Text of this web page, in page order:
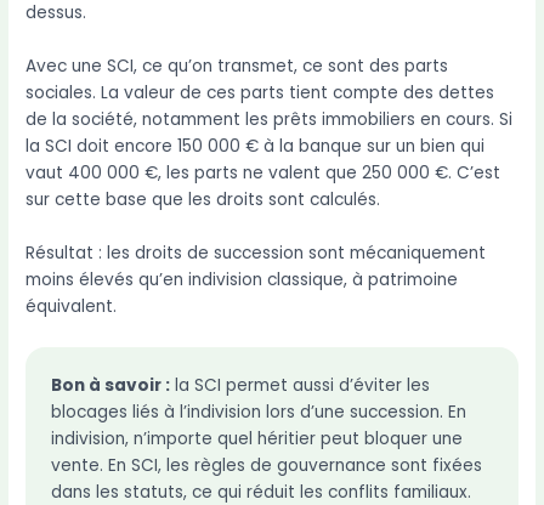
dessus.
Avec une SCI, ce qu’on transmet, ce sont des parts
sociales. La valeur de ces parts tient compte des dettes
de la société, notamment les prêts immobiliers en cours. Si
la SCI doit encore 150 000 € à la banque sur un bien qui
vaut 400 000 €, les parts ne valent que 250 000 €. C’est
sur cette base que les droits sont calculés.
Résultat : les droits de succession sont mécaniquement
moins élevés qu’en indivision classique, à patrimoine
équivalent.
Bon à savoir :la SCI permet aussi d’éviter les
blocages liés à l’indivision lors d’une succession. En
indivision, n’importe quel héritier peut bloquer une
vente. En SCI, les règles de gouvernance sont fixées
dans les statuts, ce qui réduit les conflits familiaux.